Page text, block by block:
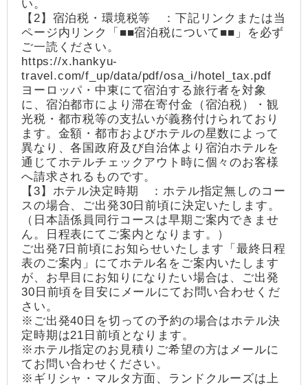
い。
【2】宿泊税・環境税等 ：下記リンクまたは当
ページ内リンク「■■宿泊税について■■」を必ず
ご一読ください。
https://x.hankyu-
travel.com/f_up/data/pdf/osa_i/hotel_tax.pdf
ヨーロッパ・中東にて宿泊する旅行者を対象
に、宿泊都市により滞在寄付金（宿泊税）・観
光税・都市税等の支払いが義務付けられており
ます。金額・都市およびホテルの星数によって
異なり、各国政府及び自治体より宿泊ホテルを
通じてホテルチェックアウト時に個々のお客様
へ請求されるものです。
【3】ホテル決定時期 ：ホテル指定無しのコー
スの場合、ご出発30日前頃に決定いたします。
（日本語係員同行コースは早期ご案内できませ
ん。日程表にてご案内となります。）
ご出発7日前頃にお知らせいたします「最終日程
表のご案内」にてホテル名をご案内いたします
が、お早目にお知りになりたい場合は、ご出発
30日前頃を目安にメールにてお問い合わせくだ
さい。
※ご出発40日を切っての予約の場合はホテル決
定時期は21日前頃となります。
※ホテル指定のお見積りご希望の方はメールに
てお問い合わせください。
※ギリシャ・マルタ方面、ランドクルーズは上